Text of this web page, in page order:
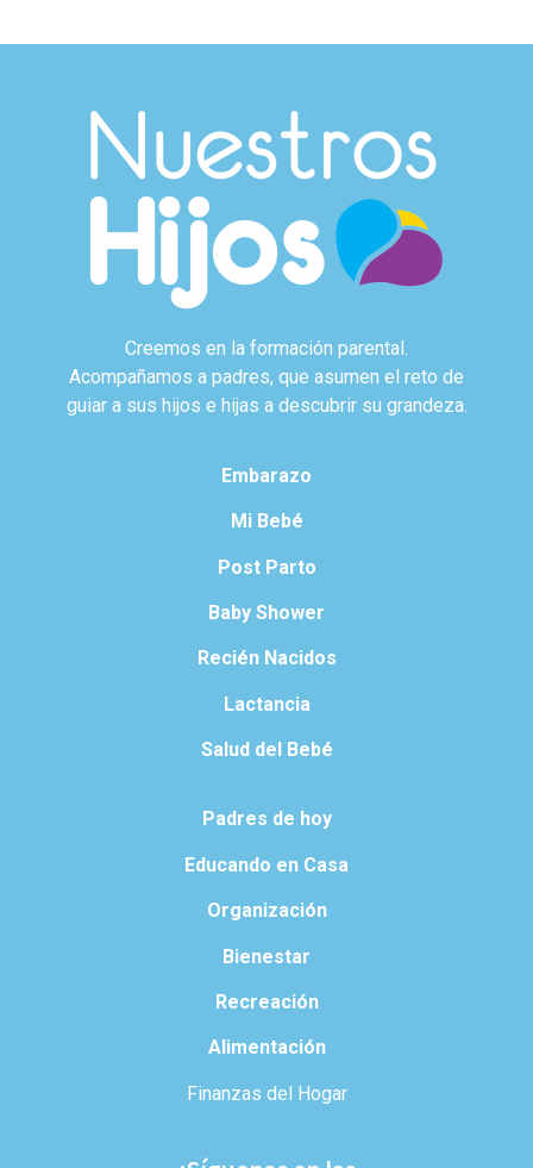
Creemos en la formación parental.
Acompañamos a padres, que asumen el reto de
guiar a sus hijos e hijas a descubrir su grandeza.
Embarazo
Mi Bebé
Post Parto
Baby Shower
Recién Nacidos
Lactancia
Salud del Bebé
Padres de hoy
Educando en Casa
Organización
Bienestar
Recreación
Alimentación
Finanzas del Hogar